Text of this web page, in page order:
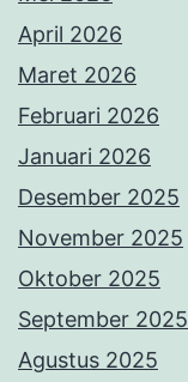
April 2026
Maret 2026
Februari 2026
Januari 2026
Desember 2025
November 2025
Oktober 2025
September 2025
Agustus 2025